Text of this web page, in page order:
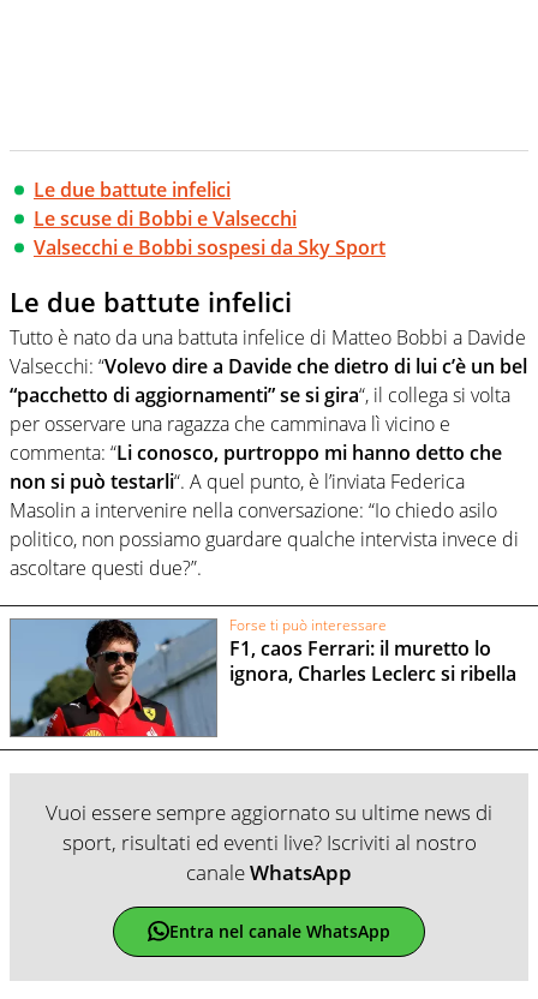
Le due battute infelici
Le scuse di Bobbi e Valsecchi
Valsecchi e Bobbi sospesi da Sky Sport
Le due battute infelici
Tutto è nato da una battuta infelice di Matteo Bobbi a Davide
Valsecchi: “Volevo dire a Davide che dietro di lui c’è un bel
“pacchetto di aggiornamenti” se si gira“, il collega si volta
per osservare una ragazza che camminava lì vicino e
commenta: “Li conosco, purtroppo mi hanno detto che
non si può testarli“. A quel punto, è l’inviata Federica
Masolin a intervenire nella conversazione: “Io chiedo asilo
politico, non possiamo guardare qualche intervista invece di
ascoltare questi due?”.
Forse ti può interessare
F1, caos Ferrari: il muretto lo
ignora, Charles Leclerc si ribella
Vuoi essere sempre aggiornato su ultime news di
sport, risultati ed eventi live? Iscriviti al nostro
canaleWhatsApp
Entra nel canale WhatsApp